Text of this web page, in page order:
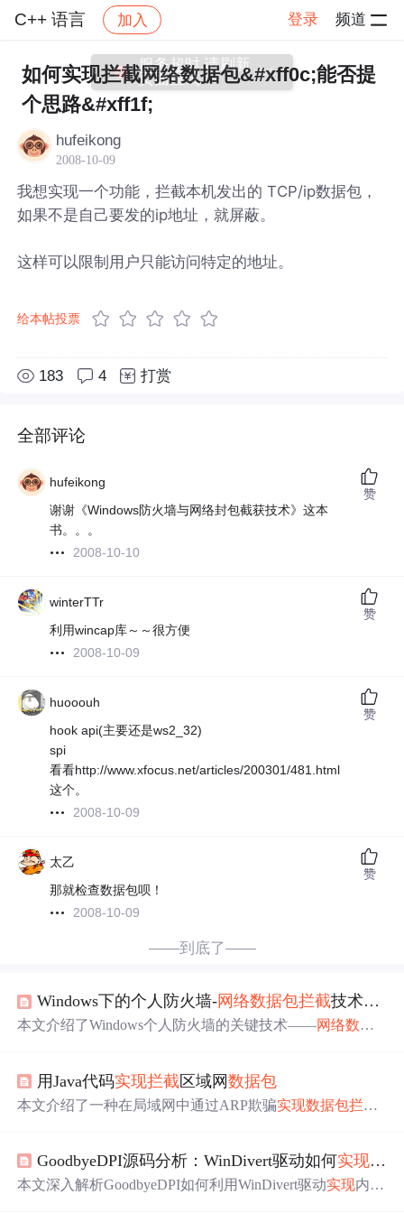
C++ 语言 加入 登录 频道
社区 C++ 语言 帖子详情
如何实现拦截网络数据包&#xff0c;能否提
个思路&#xff1f;
hufeikong
2008-10-09
我想实现一个功能，拦截本机发出的 TCP/ip数据包，
如果不是自己要发的ip地址，就屏蔽。
这样可以限制用户只能访问特定的地址。
给本帖投票
183 4 打赏
全部评论
hufeikong
谢谢《Windows防火墙与网络封包截获技术》这本
书。。。
2008-10-10
赞
winterTTr
利用wincap库～～很方便
2008-10-09
赞
huooouh
hook api(主要还是ws2_32)
spi
看看http://www.xfocus.net/articles/200301/481.html
这个。
2008-10-09
赞
太乙
那就检查数据包呗！
2008-10-09
赞
——到底了——
Windows下的个人防火墙-网络数据包拦截技术概览
本文介绍了Windows个人防火墙的关键技术——网络数据
用Java代码实现拦截区域网数据包
本文介绍了一种在局域网中通过ARP欺骗实现数据包拦截
GoodbyeDPI源码分析：WinDivert驱动如何实现数
本文深入解析GoodbyeDPI如何利用WinDivert驱动实现内核
服务超时,请刷新
页面重试